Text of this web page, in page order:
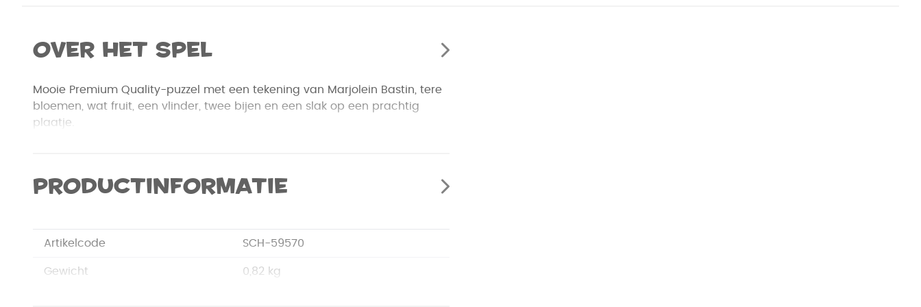
Over het spel
Mooie Premium Quality-puzzel met een tekening van Marjolein Bastin, tere
bloemen, wat fruit, een vlinder, twee bijen en een slak op een prachtig
plaatje.
Productinformatie
Artikelcode SCH-59570
Gewicht 0,82 kg